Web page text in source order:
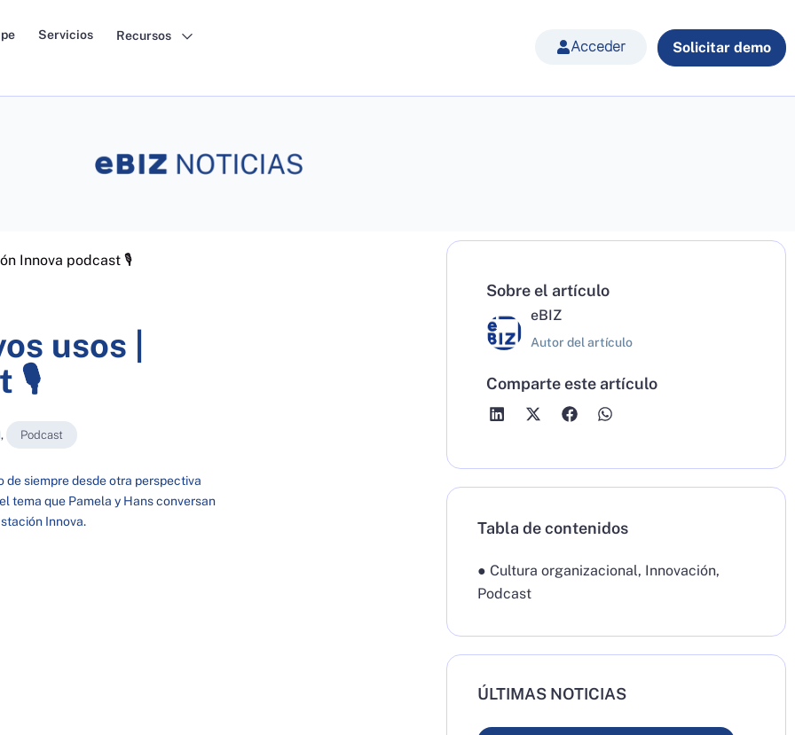
Servicios Recursos
Acceder Solicitar demo
Innova podcast 🎙
usos |
🎙
, Podcast
de siempre desde otra perspectiva
tema que Pamela y Hans conversan
Innova.
Sobre el artículo
eBIZ
Autor del artículo
Comparte este artículo
Tabla de contenidos
● Cultura organizacional, Innovación,
Podcast
ÚLTIMAS NOTICIAS